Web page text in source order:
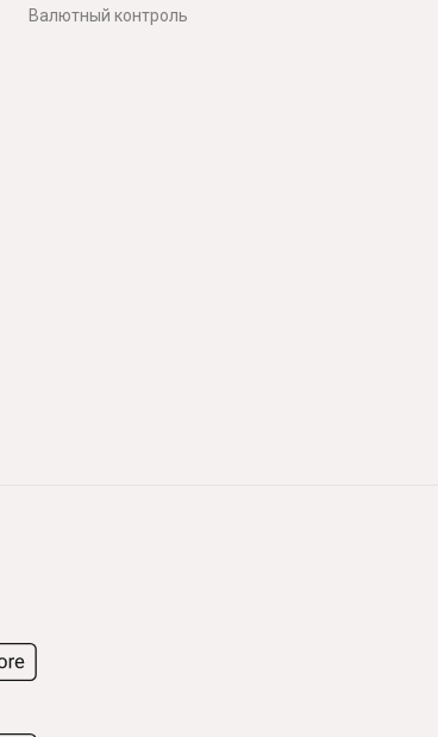
Валютный контроль